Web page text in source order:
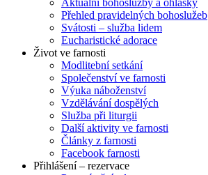
Aktuální bohoslužby a ohlášky
Přehled pravidelných bohoslužeb
Svátosti – služba lidem
Eucharistické adorace
Život ve farnosti
Modlitební setkání
Společenství ve farnosti
Výuka náboženství
Vzdělávání dospělých
Služba při liturgii
Další aktivity ve farnosti
Články z farnosti
Facebook farnosti
Přihlášení – rezervace